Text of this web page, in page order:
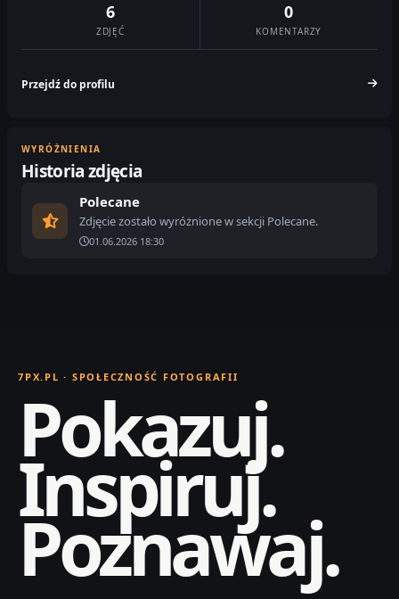
6
ZDJĘĆ
0
KOMENTARZY
Przejdź do profilu
WYRÓŻNIENIA
Historia zdjęcia
Polecane
Zdjęcie zostało wyróżnione w sekcji Polecane.
01.06.2026 18:30
7PX.PL · SPOŁECZNOŚĆ FOTOGRAFII
Pokazuj.
Inspiruj.
Poznawaj.